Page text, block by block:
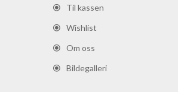
Til kassen
Wishlist
Om oss
Bildegalleri